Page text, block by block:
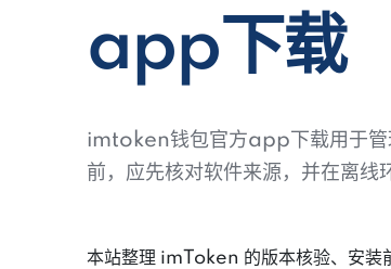
app下载
imtoken钱包官方app下载用于管
前，应先核对软件来源，并在离线
本站整理 imToken 的版本核验、安装